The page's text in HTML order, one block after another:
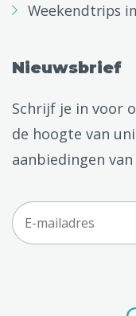
Weekendtrips
Nieuwsbrief
Schrijf je in voor
de hoogte van
aanbiedingen